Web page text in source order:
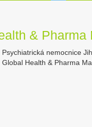
& Pharma
Psychiatrická nemocnice
Global Health & Pharma